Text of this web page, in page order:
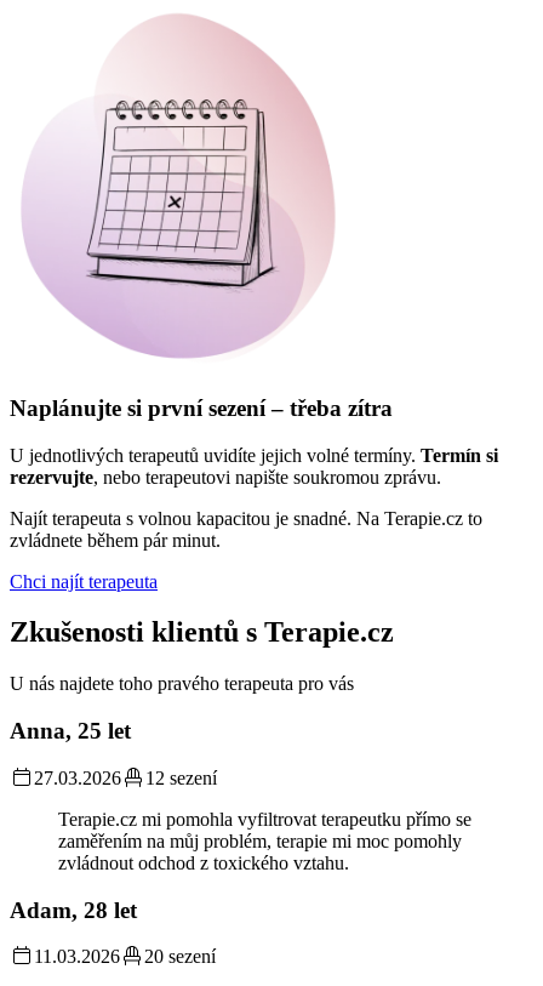
Naplánujte si první sezení – třeba zítra
U jednotlivých terapeutů uvidíte jejich volné termíny. Termín si
rezervujte, nebo terapeutovi napište soukromou zprávu.
Najít terapeuta s volnou kapacitou je snadné. Na Terapie.cz to
zvládnete během pár minut.
Chci najít terapeuta
Zkušenosti klientů s Terapie.cz
U nás najdete toho pravého terapeuta pro vás
Anna, 25 let
27.03.2026
12 sezení
Terapie.cz mi pomohla vyfiltrovat terapeutku přímo se
zaměřením na můj problém, terapie mi moc pomohly
zvládnout odchod z toxického vztahu.
Adam, 28 let
11.03.2026
20 sezení